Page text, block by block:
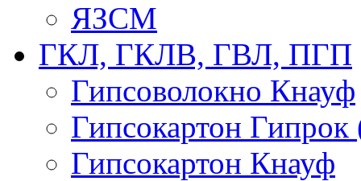
ЯЗCМ
ГКЛ, ГКЛВ, ГВЛ, ПГП
Гипсоволокно Кнауф
Гипсокартон Гипрок
Гипсокартон Кнауф